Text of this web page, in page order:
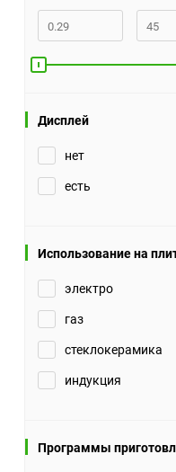
Заточные станки
Грузоподъемное
оборудование
Гидроаккумуляторы и
Вытяжная
Вибротехника
Бетономешалки
Бензоинструмент
инструмент
Дисплей
нет
есть
Использование на
электро
газ
стеклокерамика
индукция
Программы